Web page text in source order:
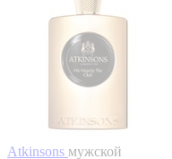
Atkinsons мужской